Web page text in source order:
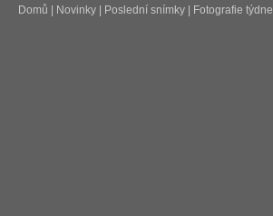
Domů Novinky| Poslední snímky| Fotografie týdne